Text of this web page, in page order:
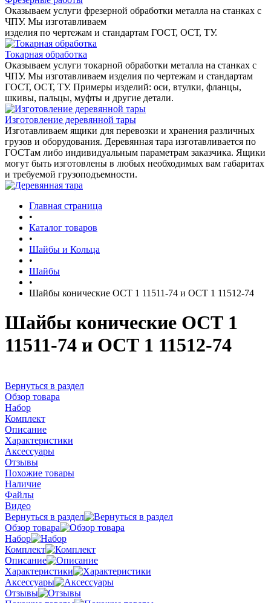
Оказываем услуги фрезерной обработки металла на станках с
ЧПУ. Мы изготавливаем
изделия по чертежам и стандартам ГОСТ, ОСТ, ТУ.
Токарная обработка
Оказываем услуги токарной обработки металла на станках с
ЧПУ. Мы изготавливаем изделия по чертежам и стандартам
ГОСТ, ОСТ, ТУ. Примеры изделий: оси, втулки, фланцы,
шкивы, пальцы, муфты и другие детали.
Изготовление деревянной тары
Изготавливаем ящики для перевозки и хранения различных
грузов и оборудования. Деревянная тара изготавливается по
ГОСТам либо индивидуальным параметрам заказчика. Ящики
могут быть изготовлены в любых необходимых вам габаритах
и требуемой грузоподъемности.
Главная страница
•
Каталог товаров
•
Шайбы и Кольца
•
Шайбы
•
Шайбы конические ОСТ 1 11511-74 и ОСТ 1 11512-74
Шайбы конические ОСТ 1
11511-74 и ОСТ 1 11512-74
Вернуться в раздел
Обзор товара
Набор
Комплект
Описание
Характеристики
Аксессуары
Отзывы
Похожие товары
Наличие
Файлы
Видео
Вернуться в раздел
Обзор товара
Набор
Комплект
Описание
Характеристики
Аксессуары
Отзывы